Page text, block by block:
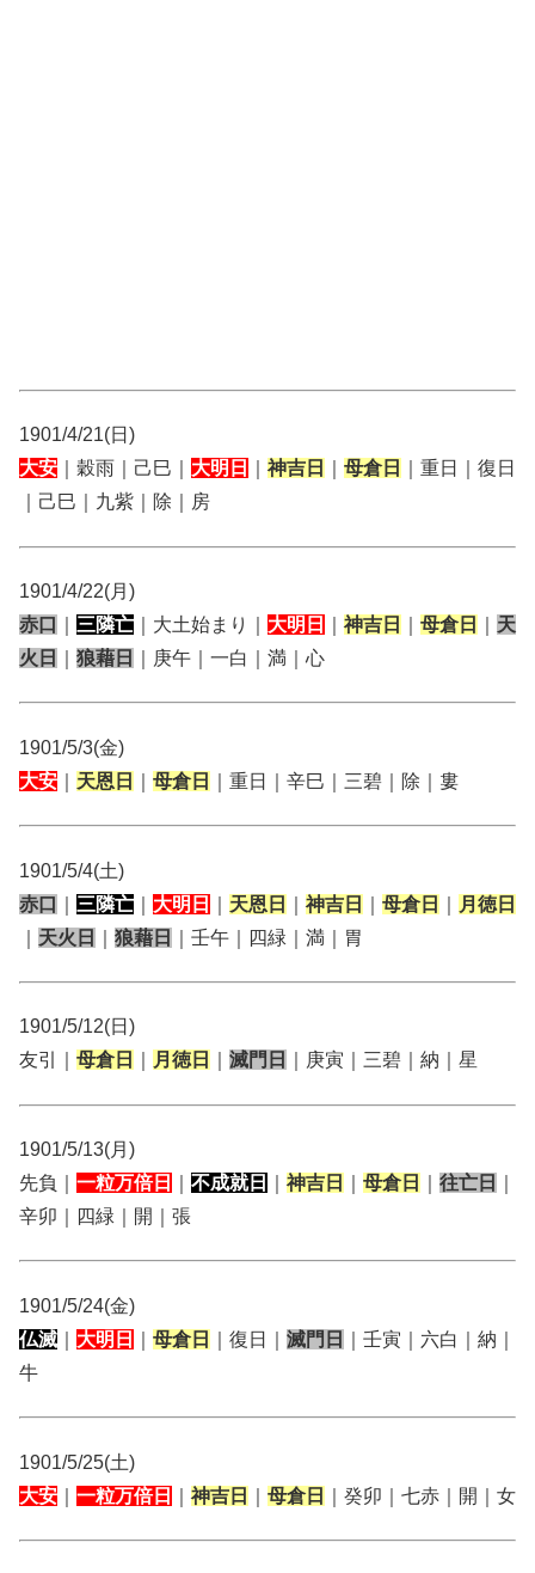
1901/4/21(日)
大安 ｜穀雨｜己巳｜ 大明日 神吉日 母倉日
｜重日｜復日
｜己巳｜九紫｜除｜房
1901/4/22(月)
赤口
三隣亡 ｜大土始まり｜ 大明日 神吉日 母倉日
天
火日
狼藉日 ｜庚午｜一白｜満｜心
1901/5/3(金)
大安
天恩日 母倉日 ｜重日｜辛巳｜三碧｜除｜婁
1901/5/4(土)
赤口
三隣亡 大明日 天恩日 神吉日 母倉日
月徳日
天火日 狼藉日 ｜壬午｜四緑｜満｜胃
1901/5/12(日)
友引｜ 母倉日 月徳日 滅門日 ｜庚寅｜三碧｜納｜星
1901/5/13(月)
先負｜ 一粒万倍日 不成就日 神吉日 母倉日 往亡日
辛卯｜四緑｜開｜張
1901/5/24(金)
仏滅
大明日 母倉日 ｜復日｜ 滅門日
｜壬寅｜六白｜納｜
牛
1901/5/25(土)
大安
一粒万倍日 神吉日 母倉日 ｜癸卯｜七赤｜開｜女